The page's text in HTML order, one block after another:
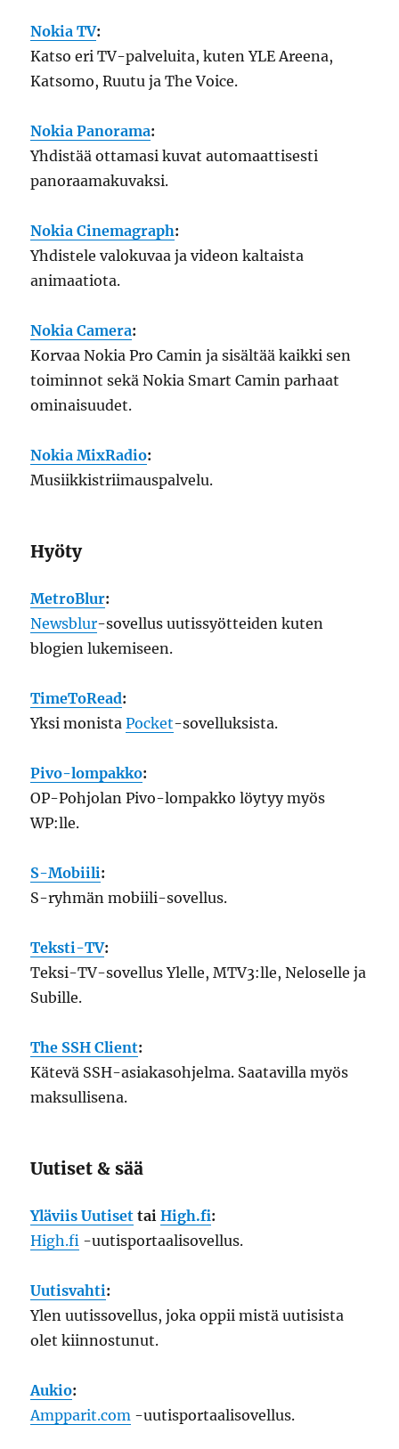
Nokia TV:
Katso eri TV-palveluita, kuten YLE Areena,
Katsomo, Ruutu ja The Voice.
Nokia Panorama:
Yhdistää ottamasi kuvat automaattisesti
panoraamakuvaksi.
Nokia Cinemagraph:
Yhdistele valokuvaa ja videon kaltaista
animaatiota.
Nokia Camera:
Korvaa Nokia Pro Camin ja sisältää kaikki sen
toiminnot sekä Nokia Smart Camin parhaat
ominaisuudet.
Nokia MixRadio:
Musiikkistriimauspalvelu.
Hyöty
MetroBlur:
Newsblur-sovellus uutissyötteiden kuten
blogien lukemiseen.
TimeToRead:
Yksi monistaPocket-sovelluksista.
Pivo-lompakko:
OP-Pohjolan Pivo-lompakko löytyy myös
WP:lle.
S-Mobiili:
S-ryhmän mobiili-sovellus.
Teksti-TV:
Teksi-TV-sovellus Ylelle, MTV3:lle, Neloselle ja
Subille.
The SSH Client:
Kätevä SSH-asiakasohjelma. Saatavilla myös
maksullisena.
Uutiset & sää
Yläviis Uutiset taiHigh.fi:
High.fi -uutisportaalisovellus.
Uutisvahti:
Ylen uutissovellus, joka oppii mistä uutisista
olet kiinnostunut.
Aukio:
Ampparit.com -uutisportaalisovellus.